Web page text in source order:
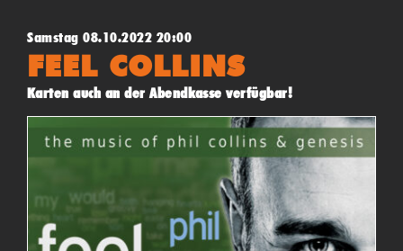
Samstag 08.10.2022 20:00
FEEL COLLINS
Karten auch an der Abendkasse verfügbar!